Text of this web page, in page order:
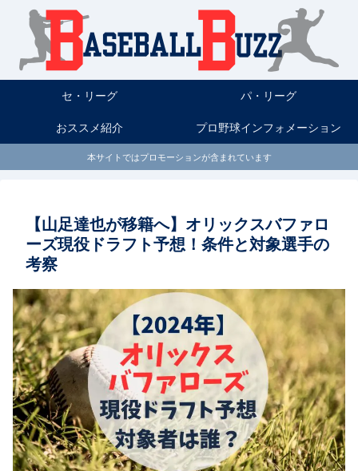
セ・リーグ パ・リーグ
おススメ紹介 プロ野球インフォメーション
本サイトではプロモーションが含まれています
【山足達也が移籍へ】オリックスバファロ
ーズ現役ドラフト予想！条件と対象選手の
考察